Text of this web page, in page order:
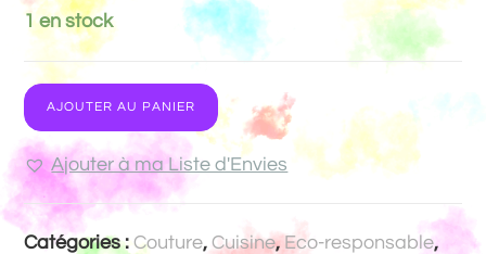
1 en stock
AJOUTER AU PANIER
Ajouter à ma Liste d'Envies
Catégories : Couture, Cuisine, Eco-responsable,